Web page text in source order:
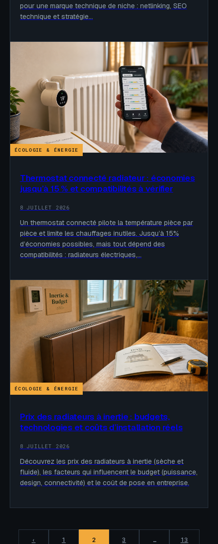
pour une marque technique de niche : netlinking, SEO
technique et stratégie…
ÉCOLOGIE & ÉNERGIE
Thermostat connecté radiateur : économies
jusqu’à 15 % et compatibilités à vérifier
8 JUILLET 2026
Un thermostat connecté pilote la température pièce par
pièce et limite les chauffages inutiles. Jusqu’à 15%
d’économies possibles, mais tout dépend des
compatibilités : radiateurs électriques,…
ÉCOLOGIE & ÉNERGIE
Prix des radiateurs à inertie : budgets,
technologies et coûts d’installation réels
8 JUILLET 2026
Découvrez les prix des radiateurs à inertie (sèche et
fluide), les facteurs qui influencent le budget (puissance,
design, connectivité) et le coût de pose en entreprise.
‹ 1 2 3 … 13